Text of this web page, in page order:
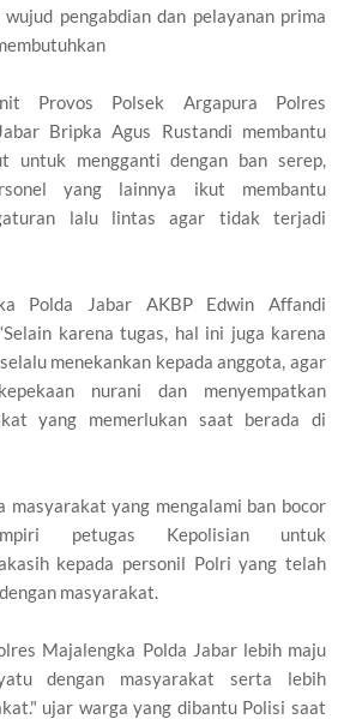
pengabdian dan pelayanan prima
Provos Polsek Argapura Polres
Bripka Agus Rustandi membantu
untuk mengganti dengan ban serep,
yang lainnya ikut membantu
lalu lintas agar tidak terjadi
Polda Jabar AKBP Edwin Affandi
karena tugas, hal ini juga karena
menekankan kepada anggota, agar
nurani dan menyempatkan
yang memerlukan saat berada di
masyarakat yang mengalami ban bocor
petugas Kepolisian untuk
kepada personil Polri yang telah
masyarakat.
Majalengka Polda Jabar lebih maju
dengan masyarakat serta lebih
ujar warga yang dibantu Polisi saat